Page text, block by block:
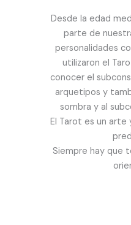
Desde la edad
parte de
personalidades
utilizaron el
conocer el
arquetipos y
sombra y al
El Tarot es un
Siempre hay que